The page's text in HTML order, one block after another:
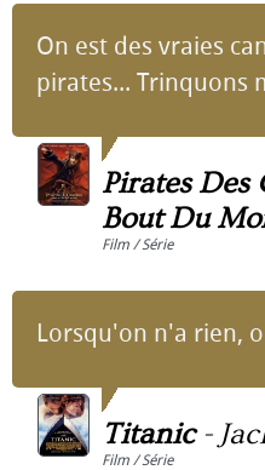
On est des vraies
pirates... Trinquons
Pirates Des
Bout Du
Film / Série
Lorsqu'on n'a rien,
Titanic-
Film / Série